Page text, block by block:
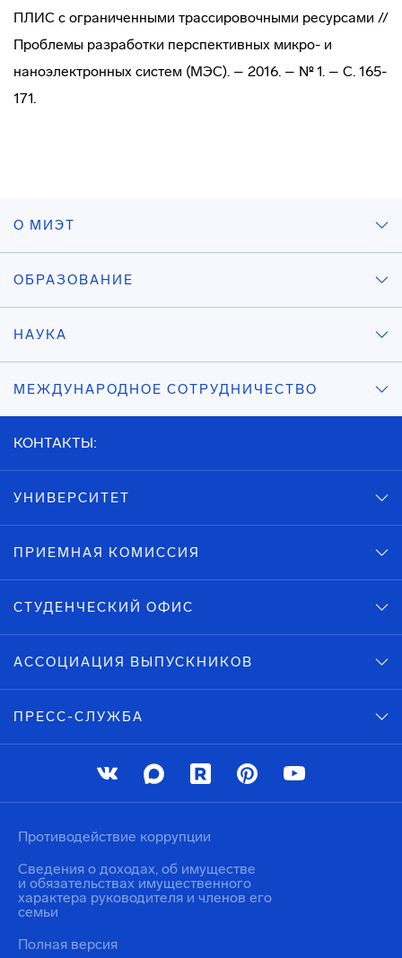
ПЛИС с ограниченными трассировочными ресурсами //
Проблемы разработки перспективных микро- и
наноэлектронных систем (МЭС). – 2016. – № 1. – С. 165-
171.
О МИЭТ
ОБРАЗОВАНИЕ
НАУКА
МЕЖДУНАРОДНОЕ СОТРУДНИЧЕСТВО
КОНТАКТЫ:
УНИВЕРСИТЕТ
ПРИЕМНАЯ КОМИССИЯ
СТУДЕНЧЕСКИЙ ОФИС
АССОЦИАЦИЯ ВЫПУСКНИКОВ
ПРЕСС-СЛУЖБА
Противодействие коррупции
Сведения о доходах, об имуществе
и обязательствах имущественного
характера руководителя и членов его
семьи
Полная версия